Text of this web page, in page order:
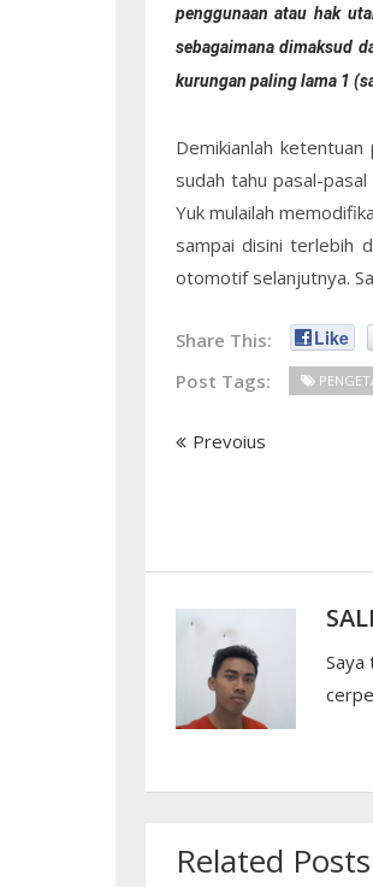
penggunaan atau hak
sebagaimana dimaksud
kurungan paling lama 1
Demikianlah ketentuan
sudah tahu pasal-
Yuk mulailah
sampai disini terlebih
otomotif selanjutnya.
Share This: Like
Post Tags:
Prevoius
Saya
Related Posts